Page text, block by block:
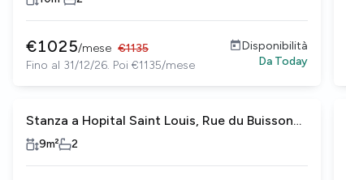
€1025/mese €1135
Fino al 31/12/26. Poi €1135/mese
Disponibilità
Da Today
Stanza a Hopital Saint Louis, Rue du Buisson
Saint-Louis
9m² 2